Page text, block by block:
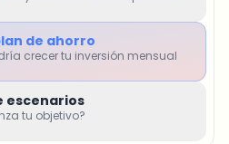
de ahorro
crecer tu inversión mensual
escenarios
tu objetivo?